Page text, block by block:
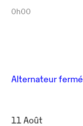
0h00
Alternateur fermé
11 Août